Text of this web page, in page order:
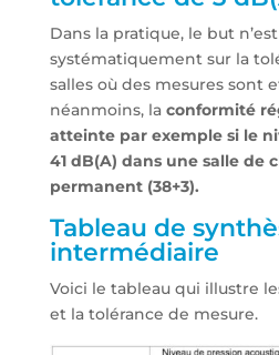
Dans la pratique, le but n’est
systématiquement sur la
salles où des mesures sont
néanmoins, la conformité
atteinte par exemple si le
41 dB(A) dans une salle de
permanent (38+3).
Tableau de
intermédiaire
Voici le tableau qui illustre
et la tolérance de mesure.